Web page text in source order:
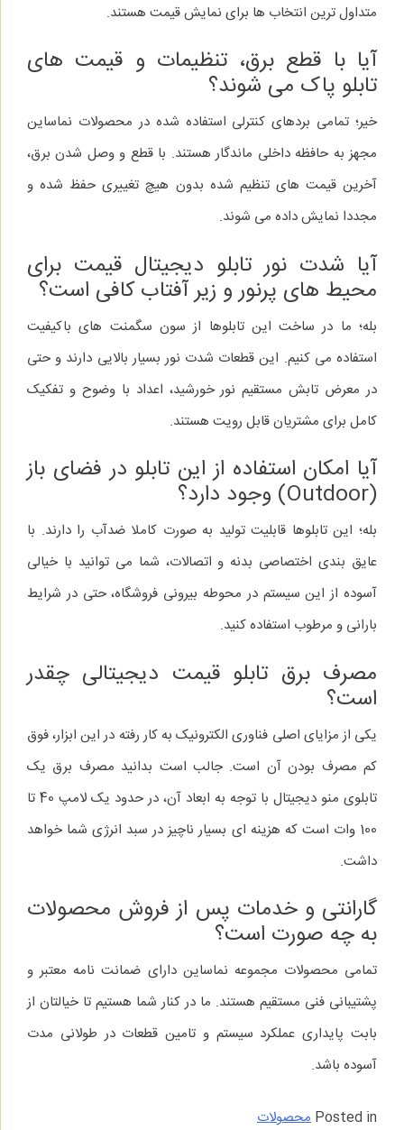
متداول‌ ترین انتخاب‌ ها برای نمایش قیمت هستند.
آیا با قطع برق، تنظیمات و قیمت‌ های
تابلو پاک می‌ شوند؟
خیر؛ تمامی بردهای کنترلی استفاده شده در محصولات نماساین
مجهز به حافظه داخلی ماندگار هستند. با قطع و وصل شدن برق،
آخرین قیمت‌ های تنظیم شده بدون هیچ تغییری حفظ شده و
مجددا نمایش داده می‌ شوند.
آیا شدت نور تابلو دیجیتال قیمت برای
محیط‌ های پرنور و زیر آفتاب کافی است؟
بله؛ ما در ساخت این تابلوها از سون‌ سگمنت‌ های باکیفیت
استفاده می‌ کنیم. این قطعات شدت نور بسیار بالایی دارند و حتی
در معرض تابش مستقیم نور خورشید، اعداد با وضوح و تفکیک
کامل برای مشتریان قابل رویت هستند.
آیا امکان استفاده از این تابلو در فضای باز
(Outdoor) وجود دارد؟
بله؛ این تابلوها قابلیت تولید به‌ صورت کاملا ضدآب را دارند. با
عایق‌ بندی اختصاصی بدنه و اتصالات، شما می‌ توانید با خیالی
آسوده از این سیستم در محوطه بیرونی فروشگاه، حتی در شرایط
بارانی و مرطوب استفاده کنید.
مصرف برق تابلو قیمت دیجیتالی چقدر
است؟
یکی از مزایای اصلی فناوری الکترونیک به‌ کار رفته در این ابزار، فوق‌
کم‌ مصرف بودن آن است. جالب است بدانید مصرف برق یک
تابلوی منو دیجیتال با توجه به ابعاد آن، در حدود یک لامپ 40 تا
100 وات است که هزینه‌ ای بسیار ناچیز در سبد انرژی شما خواهد
داشت.
گارانتی و خدمات پس از فروش محصولات
به چه صورت است؟
تمامی محصولات مجموعه نماساین دارای ضمانت‌ نامه معتبر و
پشتیبانی فنی مستقیم هستند. ما در کنار شما هستیم تا خیالتان از
بابت پایداری عملکرد سیستم و تامین قطعات در طولانی‌ مدت
آسوده باشد.
Posted in محصولات